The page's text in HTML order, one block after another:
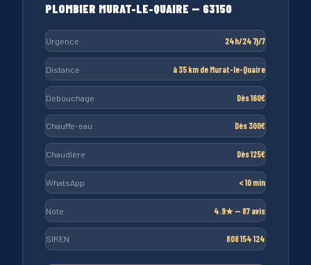
PLOMBIER MURAT-LE-QUAIRE — 63150
Urgence 24h/24 7j/7
Distance à 35 km de Murat-le-Quaire
Débouchage Dès 160€
Chauffe-eau Dès 300€
Chaudière Dès 125€
WhatsApp < 10 min
Note 4.9★ — 87 avis
SIREN 808 154 124